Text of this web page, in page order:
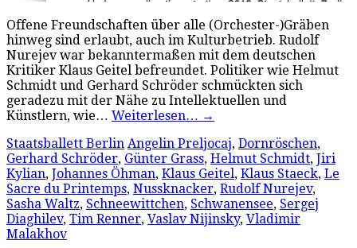
Offene Freundschaften über alle (Orchester-)Gräben
hinweg sind erlaubt, auch im Kulturbetrieb. Rudolf
Nurejev war bekanntermaßen mit dem deutschen
Kritiker Klaus Geitel befreundet. Politiker wie Helmut
Schmidt und Gerhard Schröder schmückten sich
geradezu mit der Nähe zu Intellektuellen und
Künstlern, wie… Weiterlesen… →
Staatsballett Berlin Angelin Preljocaj, Dornröschen,
Gerhard Schröder, Günter Grass, Helmut Schmidt, Jiri
Kylian, Johannes Öhman, Klaus Geitel, Klaus Staeck, Le
Sacre du Printemps, Nussknacker, Rudolf Nurejev,
Sasha Waltz, Schneewittchen, Schwanensee, Sergej
Diaghilev, Tim Renner, Vaslav Nijinsky, Vladimir
Malakhov